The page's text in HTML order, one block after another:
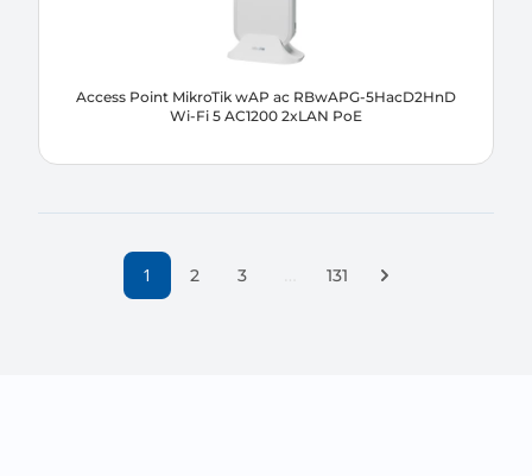
Access Point MikroTik wAP ac RBwAPG-5HacD2HnD
Wi-Fi 5 AC1200 2xLAN PoE
1 2 3 131
Następna strona